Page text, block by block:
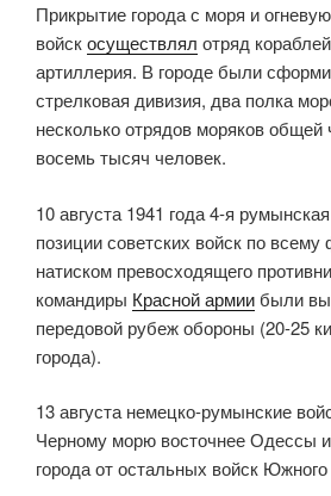
Прикрытие города с моря и
войскосуществлял отряд
артиллерия. В городе были
стрелковая дивизия, два полка
несколько отрядов моряков общей
восемь тысяч человек.
10 августа 1941 года 4-я
позиции советских войск по
натиском превосходящего
командиры Красной армии были
передовой рубеж обороны (20-25
города).
13 августа немецко-румынские
Черному морю восточнее Одессы и
города от остальных войск